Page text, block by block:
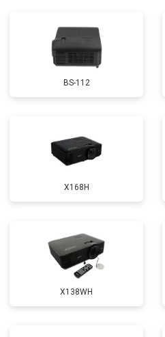
BS-112
X168H
X138WH